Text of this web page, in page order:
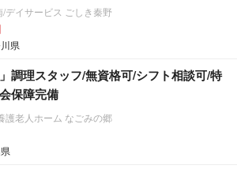
デイサービス ごしき秦野
県
」調理スタッフ/無資格可/シフト相談可/特
保障完備
護老人ホーム なごみの郷